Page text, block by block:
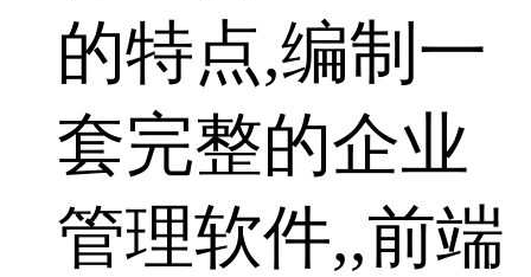
的特点,编制一
套完整的企业
管理软件,,前端